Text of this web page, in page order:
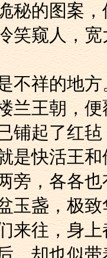
秘的图案
笑窥人，
是不祥的地
楼兰王朝，
，已铺起了
是快活王
右两旁，各
玉盏，极
人们来往，